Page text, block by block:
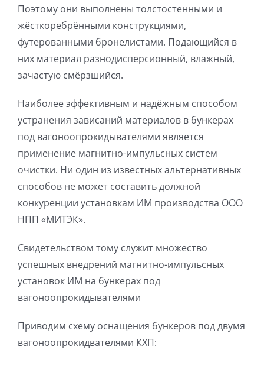
Поэтому они выполнены толстостенными и
жёсткоребрёнными конструкциями,
футерованными бронелистами. Подающийся в
них материал разнодисперсионный, влажный,
зачастую смёрзшийся.
Наиболее эффективным и надёжным способом
устранения зависаний материалов в бункерах
под вагоноопрокидывателями является
применение магнитно-импульсных систем
очистки. Ни один из известных альтернативных
способов не может составить должной
конкуренции установкам ИМ производства ООО
НПП «МИТЭК».
Свидетельством тому служит множество
успешных внедрений магнитно-импульсных
установок ИМ на бункерах под
вагоноопрокидывателями
Приводим схему оснащения бункеров под двумя
вагоноопрокидвателями КХП: